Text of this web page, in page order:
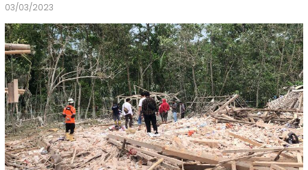
03/03/2023